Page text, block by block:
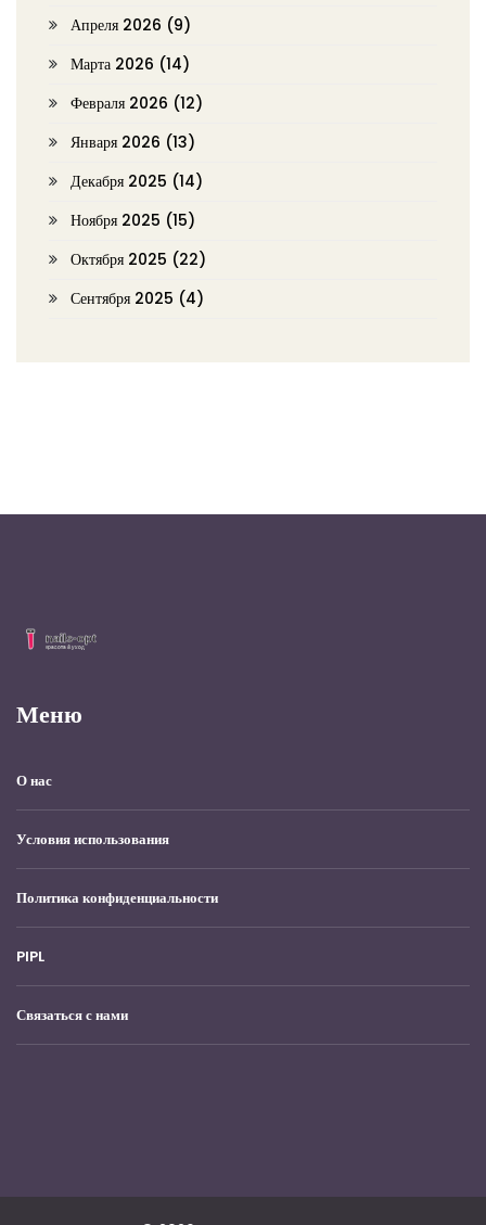
Апреля 2026 (9)
Марта 2026 (14)
Февраля 2026 (12)
Января 2026 (13)
Декабря 2025 (14)
Ноября 2025 (15)
Октября 2025 (22)
Сентября 2025 (4)
Меню
О нас
Условия использования
Политика конфиденциальности
PIPL
Связаться с нами